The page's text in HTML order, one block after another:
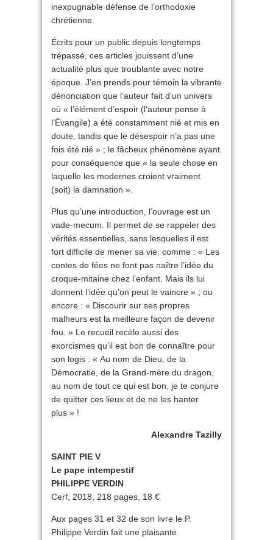
inexpugnable défense de l’orthodoxie
chrétienne.
Écrits pour un public depuis longtemps
trépassé, ces articles jouissent d’une
actualité plus que troublante avec notre
époque. J’en prends pour témoin la vibrante
dénonciation que l’auteur fait d’un univers
où « l’élément d’espoir (l’auteur pense à
l’Évangile) a été constamment nié et mis en
doute, tandis que le désespoir n’a pas une
fois été nié » ; le fâcheux phénomène ayant
pour conséquence que « la seule chose en
laquelle les modernes croient vraiment
(soit) la damnation ».
Plus qu’une introduction, l’ouvrage est un
vade-mecum. Il permet de se rappeler des
vérités essentielles, sans lesquelles il est
fort difficile de mener sa vie, comme : « Les
contes de fées ne font pas naître l’idée du
croque-mitaine chez l’enfant. Mais ils lui
donnent l’idée qu’on peut le vaincre » ; ou
encore : « Discourir sur ses propres
malheurs est la meilleure façon de devenir
fou. » Le recueil recèle aussi des
exorcismes qu’il est bon de connaître pour
son logis : « Au nom de Dieu, de la
Démocratie, de la Grand-mère du dragon,
au nom de tout ce qui est bon, je te conjure
de quitter ces lieux et de ne les hanter
plus » !
Alexandre Tazilly
SAINT PIE V
Le pape intempestif
PHILIPPE VERDIN
Cerf, 2018, 218 pages, 18 €
Aux pages 31 et 32 de son livre le P.
Philippe Verdin fait une plaisante